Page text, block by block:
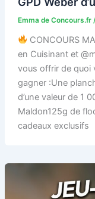
Emma de Concours.fr
CONCOURS
en Cuisinant et
vous offrir de quoi
gagner :Une
d’une valeur de 1
Maldon125g de
cadeaux exclusifs